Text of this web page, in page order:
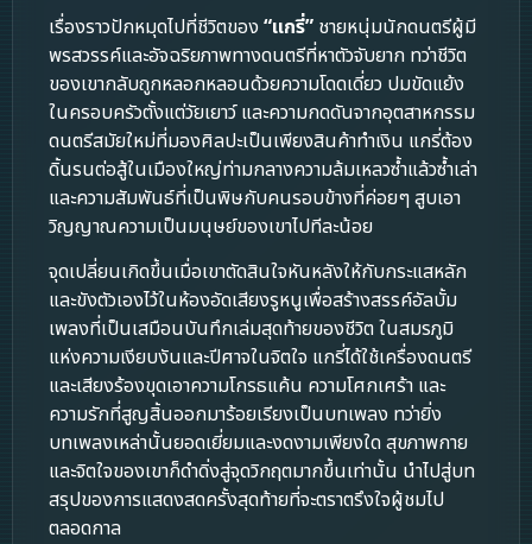
เรื่องราวปักหมุดไปที่ชีวิตของ “แกรี่” ชายหนุ่มนักดนตรีผู้มี
พรสวรรค์และอัจฉริยภาพทางดนตรีที่หาตัวจับยาก ทว่าชีวิต
ของเขากลับถูกหลอกหลอนด้วยความโดดเดี่ยว ปมขัดแย้ง
ในครอบครัวตั้งแต่วัยเยาว์ และความกดดันจากอุตสาหกรรม
ดนตรีสมัยใหม่ที่มองศิลปะเป็นเพียงสินค้าทำเงิน แกรี่ต้อง
ดิ้นรนต่อสู้ในเมืองใหญ่ท่ามกลางความล้มเหลวซ้ำแล้วซ้ำเล่า
และความสัมพันธ์ที่เป็นพิษกับคนรอบข้างที่ค่อยๆ สูบเอา
วิญญาณความเป็นมนุษย์ของเขาไปทีละน้อย
จุดเปลี่ยนเกิดขึ้นเมื่อเขาตัดสินใจหันหลังให้กับกระแสหลัก
และขังตัวเองไว้ในห้องอัดเสียงรูหนูเพื่อสร้างสรรค์อัลบั้ม
เพลงที่เป็นเสมือนบันทึกเล่มสุดท้ายของชีวิต ในสมรภูมิ
แห่งความเงียบงันและปีศาจในจิตใจ แกรี่ได้ใช้เครื่องดนตรี
และเสียงร้องขุดเอาความโกรธแค้น ความโศกเศร้า และ
ความรักที่สูญสิ้นออกมาร้อยเรียงเป็นบทเพลง ทว่ายิ่ง
บทเพลงเหล่านั้นยอดเยี่ยมและงดงามเพียงใด สุขภาพกาย
และจิตใจของเขาก็ดำดิ่งสู่จุดวิกฤตมากขึ้นเท่านั้น นำไปสู่บท
สรุปของการแสดงสดครั้งสุดท้ายที่จะตราตรึงใจผู้ชมไป
ตลอดกาล